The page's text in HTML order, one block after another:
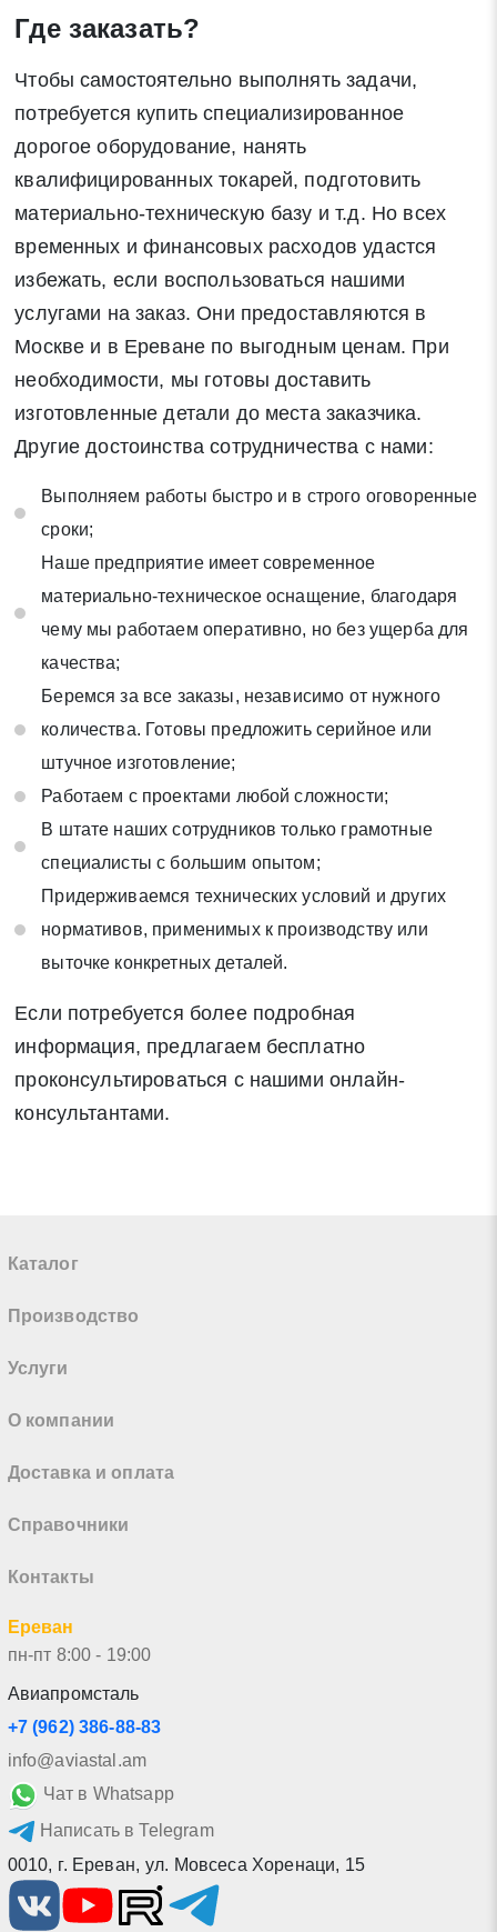
Где заказать?
Чтобы самостоятельно выполнять задачи,
потребуется купить специализированное
дорогое оборудование, нанять
квалифицированных токарей, подготовить
материально-техническую базу и т.д. Но всех
временных и финансовых расходов удастся
избежать, если воспользоваться нашими
услугами на заказ. Они предоставляются в
Москве и в Ереване по выгодным ценам. При
необходимости, мы готовы доставить
изготовленные детали до места заказчика.
Другие достоинства сотрудничества с нами:
Выполняем работы быстро и в строго оговоренные
сроки;
Наше предприятие имеет современное
материально-техническое оснащение, благодаря
чему мы работаем оперативно, но без ущерба для
качества;
Беремся за все заказы, независимо от нужного
количества. Готовы предложить серийное или
штучное изготовление;
Работаем с проектами любой сложности;
В штате наших сотрудников только грамотные
специалисты с большим опытом;
Придерживаемся технических условий и других
нормативов, применимых к производству или
выточке конкретных деталей.
Если потребуется более подробная
информация, предлагаем бесплатно
проконсультироваться с нашими онлайн-
консультантами.
Каталог
Производство
Услуги
О компании
Доставка и оплата
Справочники
Контакты
Ереван
пн-пт 8:00 - 19:00
Авиапромсталь
+7 (962) 386-88-83
info@aviastal.am
Чат в Whatsapp
Написать в Telegram
0010, г. Ереван, ул. Мовсеса Хоренаци, 15